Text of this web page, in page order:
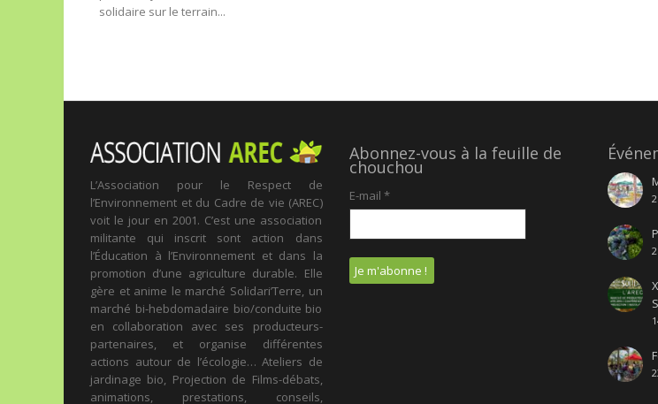
solidaire sur le terrain...
L’Association pour le Respect de
l’Environnement et du Cadre de vie (AREC)
voit le jour en 2001. C’est une association
militante qui inscrit sont action dans
l’Éducation à l’Environnement et dans la
promotion d’une agriculture durable. Elle
gère et anime le marché Solidari’Terre, un
marché bi-hebdomadaire bio/conduite bio
en collaboration avec ses producteurs-
partenaires, et organise différentes
actions autour de l’écologie… Ateliers de
jardinage bio, Projection de Films-débats,
animations, prestations, conseils,
Abonnez-vous à la feuille de
chouchou
E-mail *